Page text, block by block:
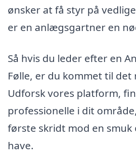
ønsker at få styr på
er en anlægsgartner en
Så hvis du leder efter en
Følle, er du kommet til det
Udforsk vores platform,
professionelle i dit
første skridt mod en
have.